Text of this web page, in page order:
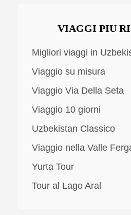
VIAGGI PIU
Migliori viaggi in
Viaggio su misura
Viaggio Via Della Seta
Viaggio 10 giorni
Uzbekistan Classico
Viaggio nella Valle
Yurta Tour
Tour al Lago Aral